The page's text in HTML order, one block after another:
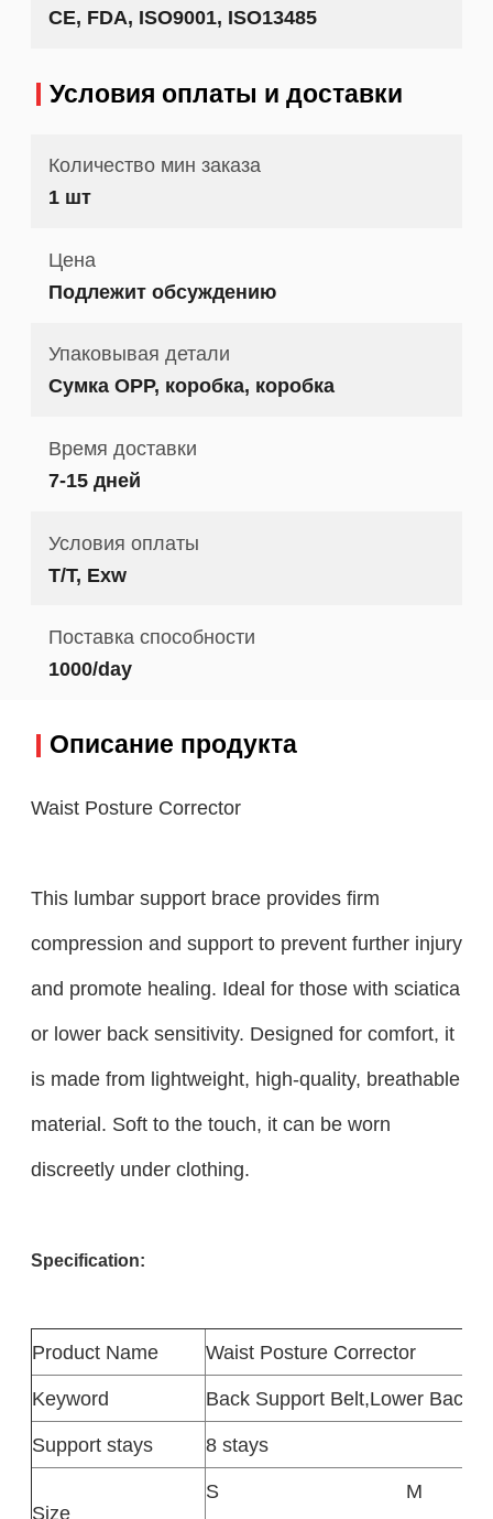
CE, FDA, ISO9001, ISO13485
Условия оплаты и доставки
Количество мин заказа
1 шт
Цена
Подлежит обсуждению
Упаковывая детали
Сумка OPP, коробка, коробка
Время доставки
7-15 дней
Условия оплаты
T/T, Exw
Поставка способности
1000/day
Описание продукта
Waist Posture Corrector
This lumbar support brace provides firm
compression and support to prevent further injury
and promote healing. Ideal for those with sciatica
or lower back sensitivity. Designed for comfort, it
is made from lightweight, high-quality, breathable
material. Soft to the touch, it can be worn
discreetly under clothing.
Specification:
Product Name
Waist Posture Corrector
Keyword
Back Support Belt,Lower Back
Support stays
8 stays
Size
S M